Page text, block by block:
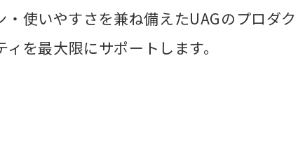
使いやすさを兼ね備えたUAGのプロダ
を最大限にサポートします。